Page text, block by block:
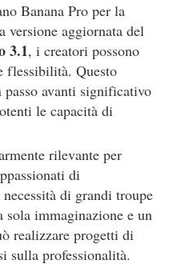
Banana Pro per la
versione aggiornata del
3.1, i creatori possono
flessibilità. Questo
passo avanti significativo
le capacità di
rilevante per
di
di grandi troupe
sola immaginazione e un
realizzare progetti di
sulla professionalità.